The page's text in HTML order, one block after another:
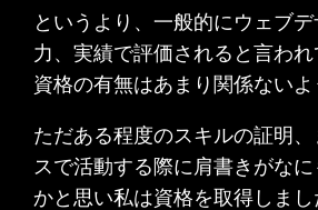
というより、一般的にウェブ
力、実績で評価されると言われ
資格の有無はあまり関係ないよ
ただある程度のスキルの証明
スで活動する際に肩書きがな
かと思い私は資格を取得しまし